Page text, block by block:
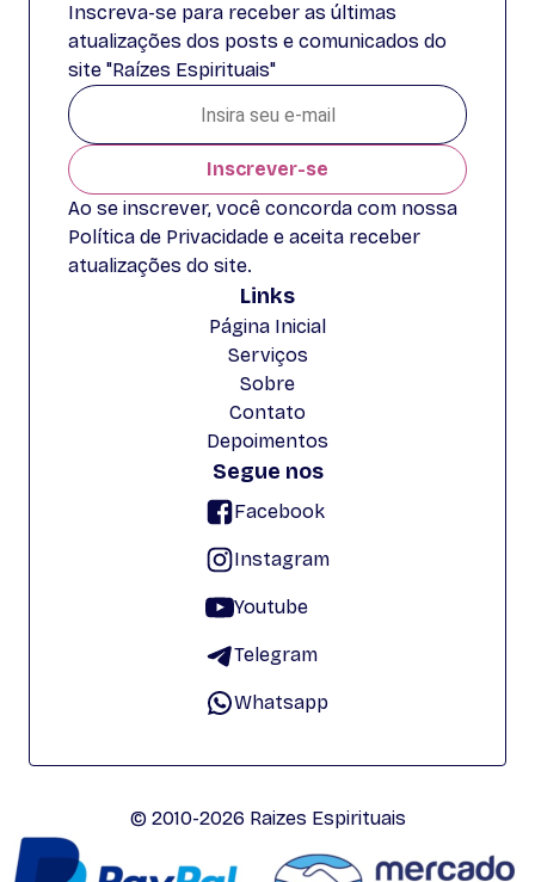
Inscreva-se para receber as últimas
atualizações dos posts e comunicados do
site "Raízes Espirituais"
Inscrever-se
Ao se inscrever, você concorda com nossa
Política de Privacidade e aceita receber
atualizações do site.
Links
Página Inicial
Serviços
Sobre
Contato
Depoimentos
Segue nos
Facebook
Instagram
Youtube
Telegram
Whatsapp
© 2010-2026 Raizes Espirituais